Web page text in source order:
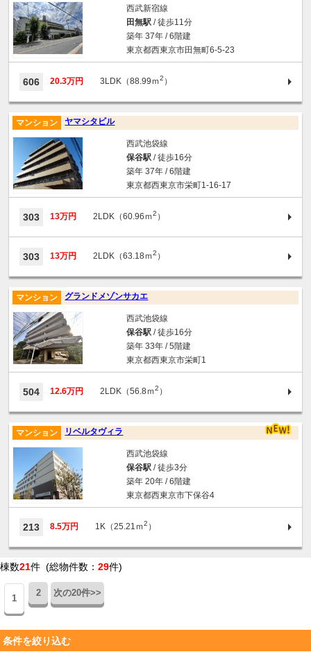
西武新宿線
田無駅/ 徒歩11分
築年 37年 / 6階建
東京都西東京市田無町6-5-23
606 20.3万円 3LDK（88.99ｍ2 ）
ヤマシタビル
マンション
西武池袋線
保谷駅/ 徒歩16分
築年 37年 / 6階建
東京都西東京市栄町1-16-17
303 13万円 2LDK（60.96ｍ2 ）
303 13万円 2LDK（63.18ｍ2 ）
グランドメゾンサカエ
マンション
西武池袋線
保谷駅/ 徒歩16分
築年 33年 / 5階建
東京都西東京市栄町1
504 12.6万円 2LDK（56.8ｍ2 ）
リベルタヴィラ
マンション
西武池袋線
保谷駅/ 徒歩3分
築年 20年 / 6階建
東京都西東京市下保谷4
213 8.5万円 1K（25.21ｍ2 ）
棟数21件 (総物件数： 29件)
1
2 次の20件>>
条件を絞り込む